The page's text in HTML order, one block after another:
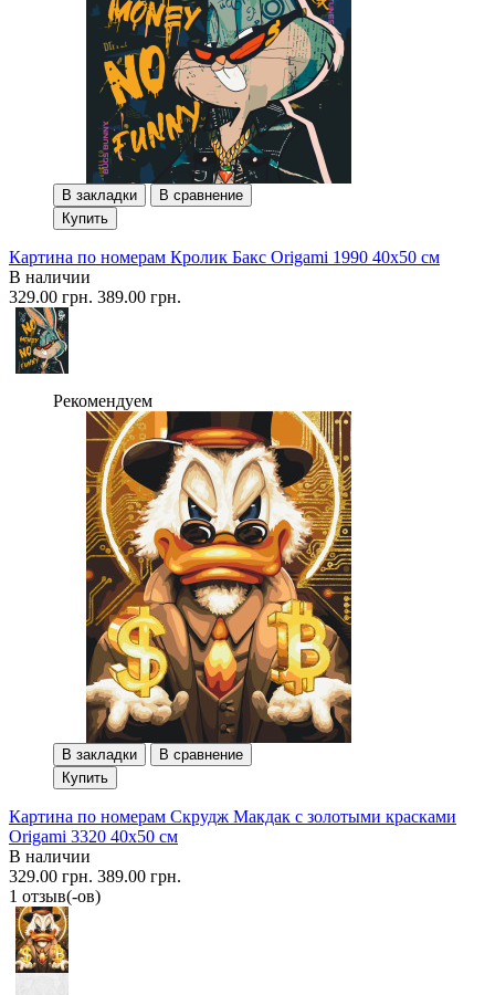
В закладки
В сравнение
Купить
Картина по номерам Кролик Бакс Origami 1990 40x50 см
В наличии
329.00 грн. 389.00 грн.
Рекомендуем
В закладки
В сравнение
Купить
Картина по номерам Скрудж Макдак с золотыми красками
Origami 3320 40x50 см
В наличии
329.00 грн. 389.00 грн.
1 отзыв(-ов)